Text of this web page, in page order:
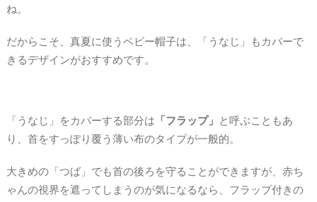
ね。
だからこそ、真夏に使うベビー帽子は、「うなじ」もカバーで
きるデザインがおすすめです。
「うなじ」をカバーする部分は 「フラップ」 と呼ぶこともあ
り、首をすっぽり覆う薄い布のタイプが一般的。
大きめの「つば」でも首の後ろを守ることができますが、赤ち
ゃんの視界を遮ってしまうのが気になるなら、フラップ付きの